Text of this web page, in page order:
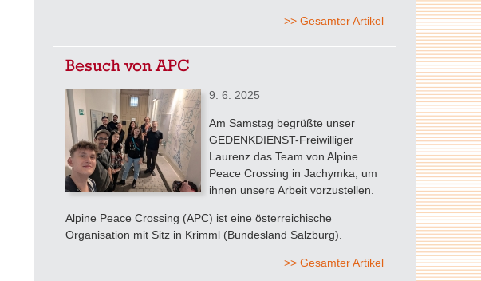
>> Gesamter Artikel
Besuch von APC
9. 6. 2025
Am Samstag begrüßte unser
GEDENKDIENST-Freiwilliger
Laurenz das Team von Alpine
Peace Crossing in Jachymka, um
ihnen unsere Arbeit vorzustellen.
Alpine Peace Crossing (APC) ist eine österreichische
Organisation mit Sitz in Krimml (Bundesland Salzburg).
>> Gesamter Artikel